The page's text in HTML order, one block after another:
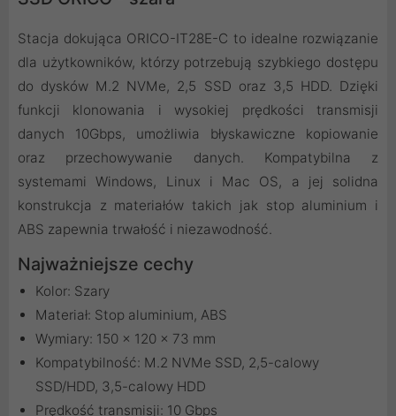
Stacja dokująca ORICO-IT28E-C to idealne rozwiązanie
dla użytkowników, którzy potrzebują szybkiego dostępu
do dysków M.2 NVMe, 2,5 SSD oraz 3,5 HDD. Dzięki
funkcji klonowania i wysokiej prędkości transmisji
danych 10Gbps, umożliwia błyskawiczne kopiowanie
oraz przechowywanie danych. Kompatybilna z
systemami Windows, Linux i Mac OS, a jej solidna
konstrukcja z materiałów takich jak stop aluminium i
ABS zapewnia trwałość i niezawodność.
Najważniejsze cechy
Kolor: Szary
Materiał: Stop aluminium, ABS
Wymiary: 150 x 120 x 73 mm
Kompatybilność: M.2 NVMe SSD, 2,5-calowy
SSD/HDD, 3,5-calowy HDD
Prędkość transmisji: 10 Gbps